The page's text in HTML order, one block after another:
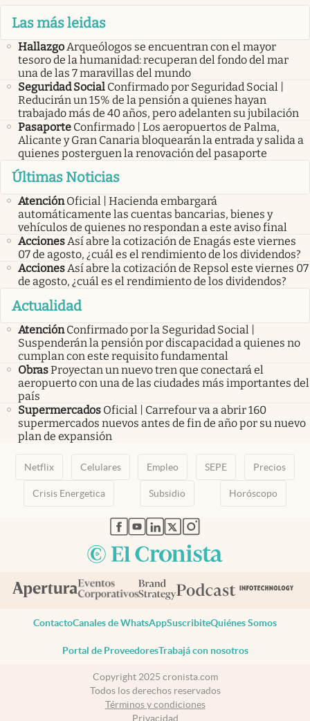
Las más leidas
HallazgoArqueólogos se encuentran con el mayor
tesoro de la humanidad: recuperan del fondo del mar
una de las 7 maravillas del mundo
Seguridad Social Confirmado por Seguridad Social |
Reducirán un 15% de la pensión a quienes hayan
trabajado más de 40 años, pero adelanten su jubilación
Pasaporte Confirmado | Los aeropuertos de Palma,
Alicante y Gran Canaria bloquearán la entrada y salida a
quienes posterguen la renovación del pasaporte
Últimas Noticias
Atención Oficial | Hacienda embargará
automáticamente las cuentas bancarias, bienes y
vehículos de quienes no respondan a este aviso final
AccionesAsí abre la cotización de Enagás este viernes
07 de agosto, ¿cuál es el rendimiento de los dividendos?
AccionesAsí abre la cotización de Repsol este viernes 07
de agosto, ¿cuál es el rendimiento de los dividendos?
Actualidad
Atención Confirmado por la Seguridad Social |
Suspenderán la pensión por discapacidad a quienes no
cumplan con este requisito fundamental
ObrasProyectan un nuevo tren que conectará el
aeropuerto con una de las ciudades más importantes del
país
Supermercados Oficial | Carrefour va a abrir 160
supermercados nuevos antes de fin de año por su nuevo
plan de expansión
Netflix Celulares Empleo SEPE Precios
Crisis Energetica Subsidio Horóscopo
abre en nueva pestaña
abre en nueva pestaña
abre en nueva pestaña
abre en nueva pestaña
abre en nueva pestaña
ContactoCanales de WhatsAppSuscribiteQuiénes Somos
Portal de ProveedoresTrabajá con nosotros
Copyright 2025 cronista.com
Todos los derechos reservados
Términos y condiciones
Privacidad